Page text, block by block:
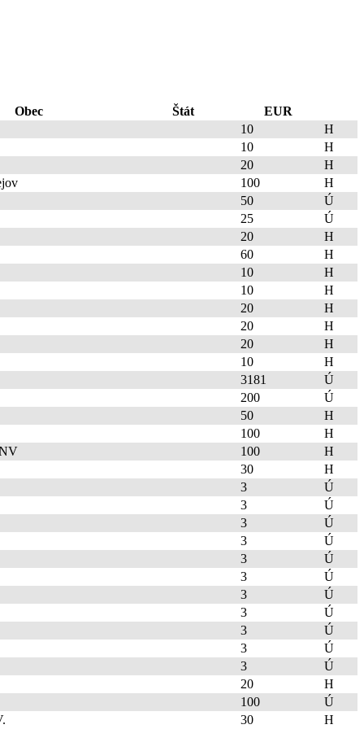
Obec Štát
EUR
10
H
10
H
20
H
100
H
50
Ú
25
Ú
20
H
60
H
10
H
10
H
20
H
20
H
20
H
10
H
3181
Ú
200
Ú
50
H
100
H
100
H
30
H
3
Ú
3
Ú
3
Ú
3
Ú
3
Ú
3
Ú
3
Ú
3
Ú
3
Ú
3
Ú
3
Ú
20
H
100
Ú
30 H